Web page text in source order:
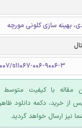
بهینه سازی کلونی مورچه
s11067-006-9006-3
مقاله با کیفیت
از خرید، دکمه دانلود
نیز ارسال خواهد گردید.